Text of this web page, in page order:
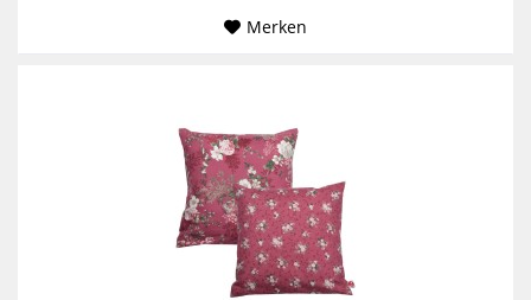
Merken